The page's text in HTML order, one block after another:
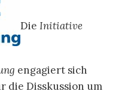
Die Initiative
engagiert sich
die Disskussion um